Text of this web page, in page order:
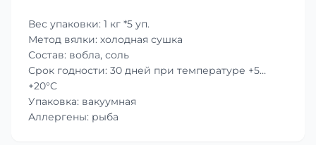
Вес упаковки: 1 кг *5 уп.
Метод вялки: холодная сушка
Состав: вобла, соль
Срок годности: 30 дней при температуре +5…
+20°C
Упаковка: вакуумная
Аллергены: рыба